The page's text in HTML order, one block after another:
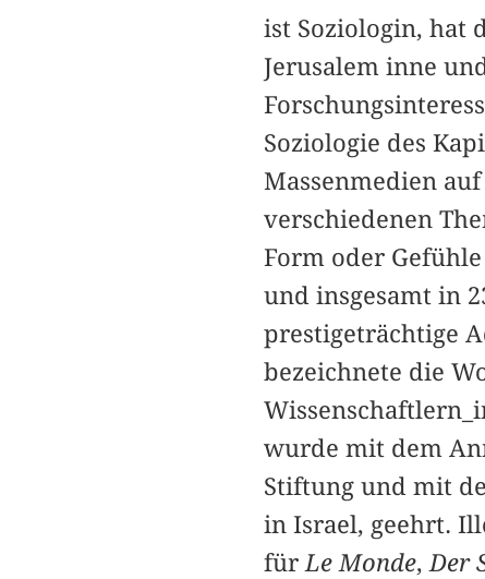
ist Soziologin, hat
Jerusalem inne
Soziologie des
Massenmedien
verschiedenen
Form oder
und insgesamt in
prestigeträchtige
bezeichnete die
wurde mit dem
Stiftung und mit
in Israel, geehrt.
für Le Monde, Der